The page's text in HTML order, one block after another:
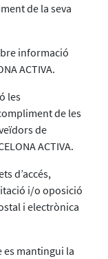
de la seva
informació
ACTIVA.
les
de les
de
ACTIVA.
d’accés,
i/o oposició
i electrònica
es mantingui la